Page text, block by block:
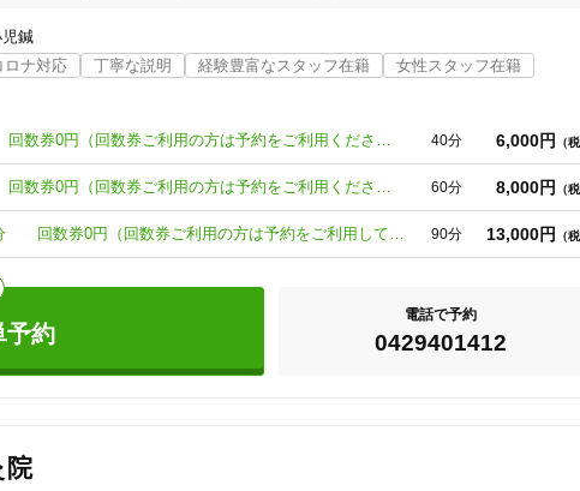
(更年期症状・生理不順・ＰＭＳ)、
ックレベルハイフ・新型脱毛マシン・360度素肌美人へサボートします。
鍼
ロナ対応 丁寧な説明 経験豊富なスタッフ在籍
女性スタッフ在籍
①足つぼ40分 ｏｒ 整体40分 回数券0円（回数券ご利用の方は予約をご利用ください） 40分 6,000円 （
②足つぼ60分 ｏｒ 整体60分 回数券0円（回数券ご利用の方は予約をご利用ください） 60分 8,000円 （
③足つぼ９０分 ｏｒ 整体９０分 回数券0円（回数券ご利用の方は予約をご利用してください） 90分 13,000円 （
予約
電話で予約
0429401412
院